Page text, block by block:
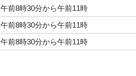
午前8時30分から午前11時
午前8時30分から午前11時
午前8時30分から午前11時